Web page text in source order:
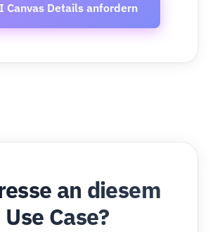
Canvas Details anfordern
an diesem
Use Case?